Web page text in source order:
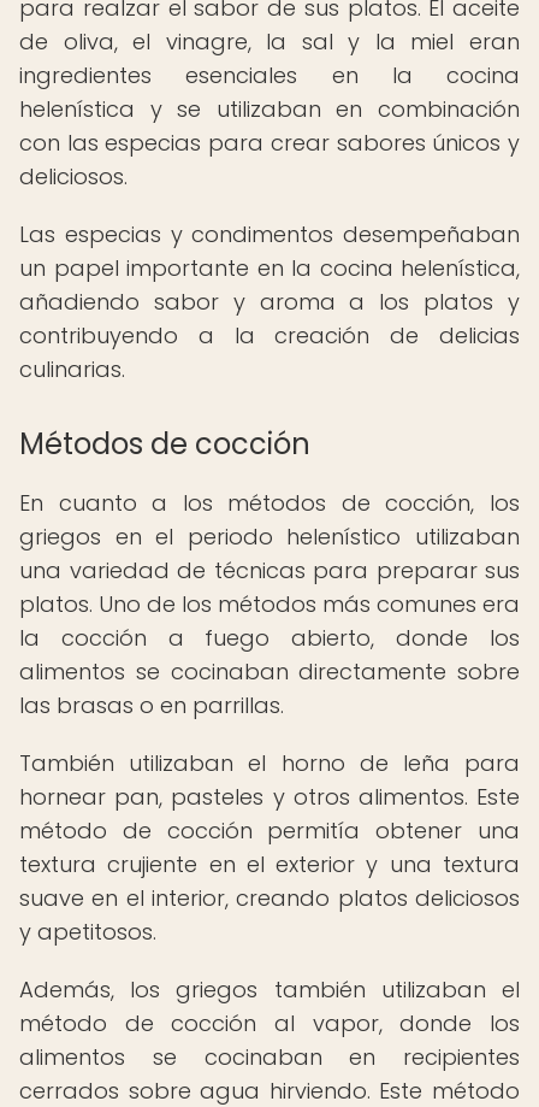
para realzar el sabor de sus platos. El aceite
de oliva, el vinagre, la sal y la miel eran
ingredientes esenciales en la cocina
helenística y se utilizaban en combinación
con las especias para crear sabores únicos y
deliciosos.
Las especias y condimentos desempeñaban
un papel importante en la cocina helenística,
añadiendo sabor y aroma a los platos y
contribuyendo a la creación de delicias
culinarias.
Métodos de cocción
En cuanto a los métodos de cocción, los
griegos en el periodo helenístico utilizaban
una variedad de técnicas para preparar sus
platos. Uno de los métodos más comunes era
la cocción a fuego abierto, donde los
alimentos se cocinaban directamente sobre
las brasas o en parrillas.
También utilizaban el horno de leña para
hornear pan, pasteles y otros alimentos. Este
método de cocción permitía obtener una
textura crujiente en el exterior y una textura
suave en el interior, creando platos deliciosos
y apetitosos.
Además, los griegos también utilizaban el
método de cocción al vapor, donde los
alimentos se cocinaban en recipientes
cerrados sobre agua hirviendo. Este método